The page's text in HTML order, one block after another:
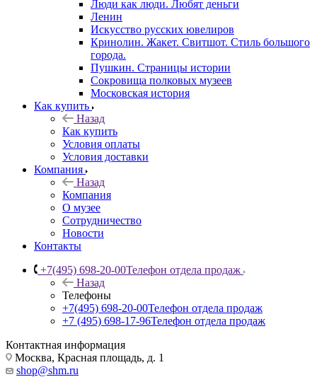
Люди как люди. Любят деньги
Ленин
Искусство русских ювелиров
Кринолин. Жакет. Свитшот. Стиль большого
города.
Пушкин. Страницы истории
Сокровища полковых музеев
Московская история
Как купить
Назад
Как купить
Условия оплаты
Условия доставки
Компания
Назад
Компания
О музее
Сотрудничество
Новости
Контакты
+7(495) 698-20-00Телефон отдела продаж
Назад
Телефоны
+7(495) 698-20-00Телефон отдела продаж
+7 (495) 698-17-96Телефон отдела продаж
Контактная информация
Москва, Красная площадь, д. 1
shop@shm.ru